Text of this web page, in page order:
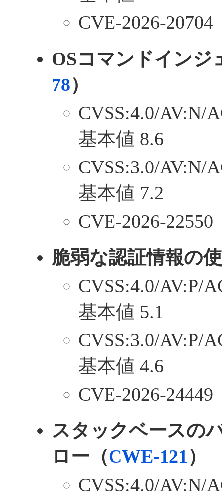
CVE-2026-20704
OSコマンドインジ
78）
CVSS:4.0/AV:N/
基本値 8.6
CVSS:3.0/AV:N/
基本値 7.2
CVE-2026-22550
脆弱な認証情報の
CVSS:4.0/AV:P/
基本値 5.1
CVSS:3.0/AV:P/
基本値 4.6
CVE-2026-24449
スタックベースの
ロー（CWE-121）
CVSS:4.0/AV:N/